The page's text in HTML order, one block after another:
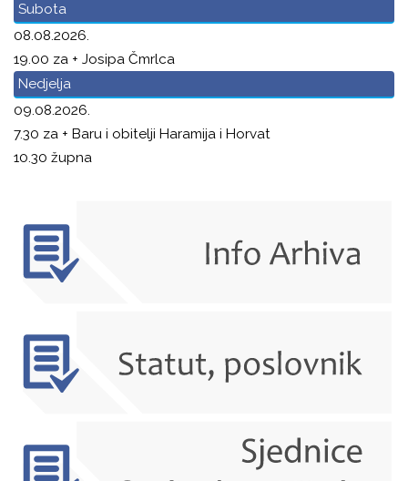
Subota
08.08.2026.
19.00 za + Josipa Čmrlca
Nedjelja
09.08.2026.
7.30 za + Baru i obitelji Haramija i Horvat
10.30 župna